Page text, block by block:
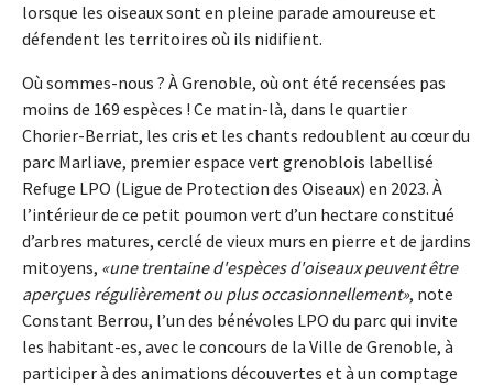
lorsque les oiseaux sont en pleine parade amoureuse et
défendent les territoires où ils nidifient.
Où sommes-nous ? À Grenoble, où ont été recensées pas
moins de 169 espèces ! Ce matin-là, dans le quartier
Chorier-Berriat, les cris et les chants redoublent au cœur du
parc Marliave, premier espace vert grenoblois labellisé
Refuge LPO (Ligue de Protection des Oiseaux) en 2023. À
l’intérieur de ce petit poumon vert d’un hectare constitué
d’arbres matures, cerclé de vieux murs en pierre et de jardins
mitoyens, une trentaine d'espèces d'oiseaux peuvent être
aperçues régulièrement ou plus occasionnellement , note
Constant Berrou, l’un des bénévoles LPO du parc qui invite
les habitant-es, avec le concours de la Ville de Grenoble, à
participer à des animations découvertes et à un comptage